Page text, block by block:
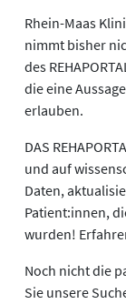
Rhein-Maas
nimmt bisher
des
die eine
erlauben.
DAS
und auf
Daten,
Patient:innen,
wurden!
Noch nicht die
Sie unsere